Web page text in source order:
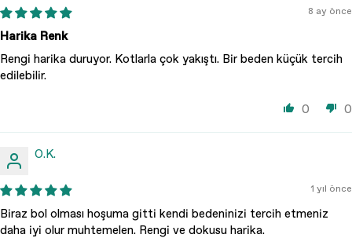
8 ay önce
Harika Renk
Rengi harika duruyor. Kotlarla çok yakıştı. Bir beden küçük tercih
edilebilir.
0 0
O.K.
1 yıl önce
Biraz bol olması hoşuma gitti kendi bedeninizi tercih etmeniz
daha iyi olur muhtemelen. Rengi ve dokusu harika.